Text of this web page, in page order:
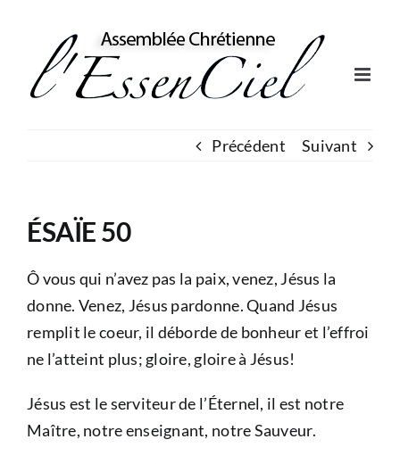
content
Précédent Suivant
ÉSAÏE 50
Ô vous qui n’avez pas la paix, venez, Jésus la
donne. Venez, Jésus pardonne. Quand Jésus
remplit le coeur, il déborde de bonheur et l’effroi
ne l’atteint plus; gloire, gloire à Jésus!
Jésus est le serviteur de l’Éternel, il est notre
Maître, notre enseignant, notre Sauveur.